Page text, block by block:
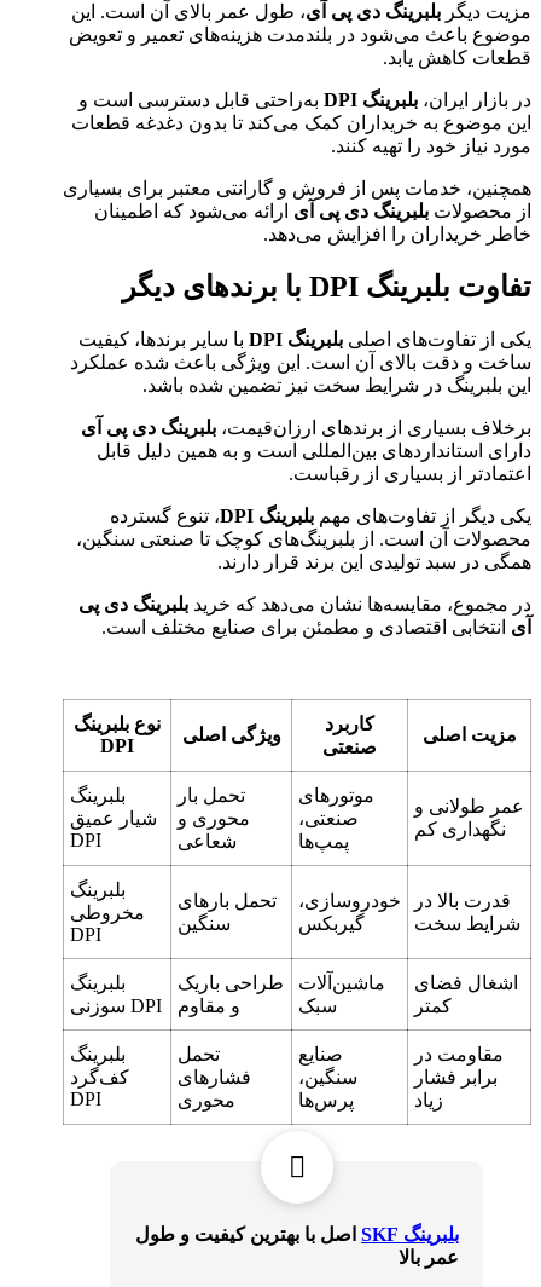
مزیت دیگر بلبرینگ دی پی آی، طول عمر بالای آن است. این
موضوع باعث می‌شود در بلندمدت هزینه‌های تعمیر و تعویض
قطعات کاهش یابد.
در بازار ایران، بلبرینگ DPI
به‌راحتی قابل دسترسی است و
این موضوع به خریداران کمک می‌کند تا بدون دغدغه قطعات
مورد نیاز خود را تهیه کنند.
همچنین، خدمات پس از فروش و گارانتی معتبر برای بسیاری
از محصولات بلبرینگ دی پی آی ارائه می‌شود که اطمینان
خاطر خریداران را افزایش می‌دهد.
تفاوت بلبرینگ DPI با برندهای دیگر
یکی از تفاوت‌های اصلی بلبرینگ DPI
با سایر برندها، کیفیت
ساخت و دقت بالای آن است. این ویژگی باعث شده عملکرد
این بلبرینگ در شرایط سخت نیز تضمین شده باشد.
برخلاف بسیاری از برندهای ارزان‌قیمت، بلبرینگ دی پی آی
دارای استانداردهای بین‌المللی است و به همین دلیل قابل
اعتمادتر از بسیاری از رقباست.
یکی دیگر از تفاوت‌های مهم بلبرینگ DPI
، تنوع گسترده
محصولات آن است. از بلبرینگ‌های کوچک تا صنعتی سنگین،
همگی در سبد تولیدی این برند قرار دارند.
در مجموع، مقایسه‌ها نشان می‌دهد که خرید بلبرینگ دی پی
آی انتخابی اقتصادی و مطمئن برای صنایع مختلف است.
نوع بلبرینگ
DPI
ویژگی اصلی
کاربرد
صنعتی
مزیت اصلی
بلبرینگ
شیار عمیق
DPI
تحمل بار
محوری و
شعاعی
موتورهای
صنعتی،
پمپ‌ها
عمر طولانی و
نگهداری کم
بلبرینگ
مخروطی
DPI
تحمل بارهای
سنگین
خودروسازی،
گیربکس
قدرت بالا در
شرایط سخت
بلبرینگ
سوزنی DPI
طراحی باریک
و مقاوم
ماشین‌آلات
سبک
اشغال فضای
کمتر
بلبرینگ
کف‌گرد
DPI
تحمل
فشارهای
محوری
صنایع
سنگین،
پرس‌ها
مقاومت در
برابر فشار
زیاد
بلبرینگ SKF
اصل با بهترین کیفیت و طول
عمر بالا